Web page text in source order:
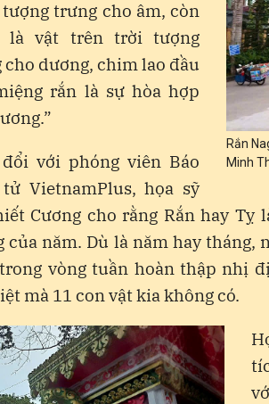
Rắn
Minh
trưng cho âm, còn
là vật trên trời tượng
dương, chim lao đầu
rắn là sự hòa hợp
với phóng viên Báo
VietnamPlus, họa sỹ
Cương cho rằng Rắn hay
của năm. Dù là năm hay tháng,
vòng tuần hoàn thập nhị
mà 11 con vật kia không có.